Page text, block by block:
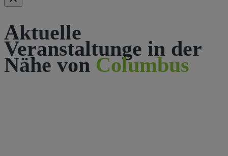
Aktuelle
Veranstaltunge in der
Nähe von Columbus